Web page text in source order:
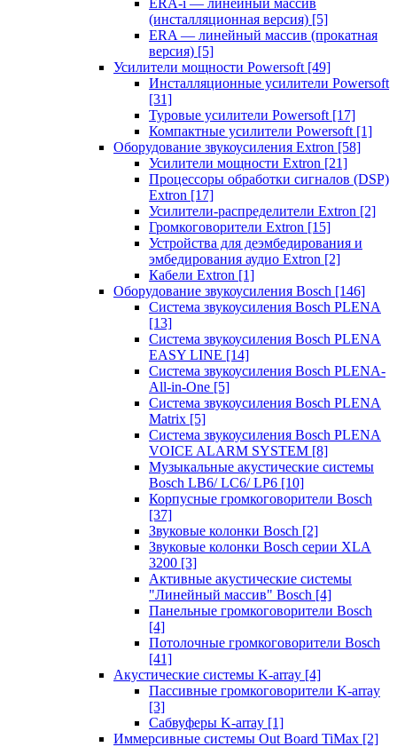
ERA-i — линейный массив
(инсталляционная версия) [5]
ERA — линейный массив (прокатная
версия) [5]
Усилители мощности Powersoft [49]
Инсталляционные усилители Powersoft
[31]
Туровые усилители Powersoft [17]
Компактные усилители Powersoft [1]
Оборудование звукоусиления Extron [58]
Усилители мощности Extron [21]
Процессоры обработки сигналов (DSP)
Extron [17]
Усилители-распределители Extron [2]
Громкоговорители Extron [15]
Устройства для деэмбедирования и
эмбедирования аудио Extron [2]
Кабели Extron [1]
Оборудование звукоусиления Bosch [146]
Система звукоусиления Bosch PLENA
[13]
Система звукоусиления Bosch PLENA
EASY LINE [14]
Система звукоусиления Bosch PLENA-
All-in-One [5]
Система звукоусиления Bosch PLENA
Matrix [5]
Система звукоусиления Bosch PLENA
VOICE ALARM SYSTEM [8]
Музыкальные акустические системы
Bosch LB6/ LC6/ LP6 [10]
Корпусные громкоговорители Bosch
[37]
Звуковые колонки Bosch [2]
Звуковые колонки Bosch серии XLA
3200 [3]
Активные акустические системы
"Линейный массив" Bosch [4]
Панельные громкоговорители Bosch
[4]
Потолочные громкоговорители Bosch
[41]
Акустические системы K-array [4]
Пассивные громкоговорители K-array
[3]
Сабвуферы K-array [1]
Иммерсивные системы Out Board TiMax [2]